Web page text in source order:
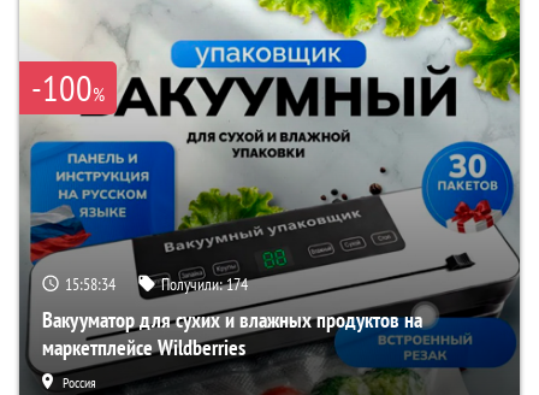
-100%
15:58:33 Получили:174
Вакууматор для сухих и влажных продуктов на
маркетплейсе Wildberries
Россия